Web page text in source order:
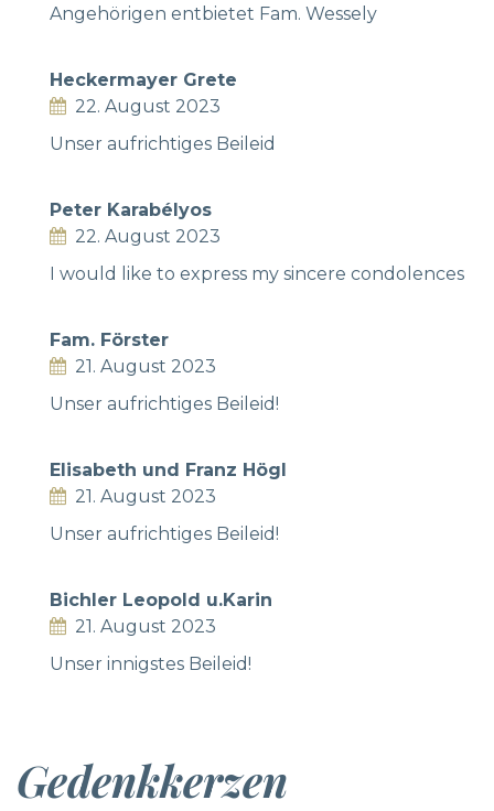
Angehörigen entbietet Fam. Wessely
Heckermayer Grete
22. August 2023
Unser aufrichtiges Beileid
Peter Karabélyos
22. August 2023
I would like to express my sincere condolences
Fam. Förster
21. August 2023
Unser aufrichtiges Beileid!
Elisabeth und Franz Högl
21. August 2023
Unser aufrichtiges Beileid!
Bichler Leopold u.Karin
21. August 2023
Unser innigstes Beileid!
Gedenkkerzen